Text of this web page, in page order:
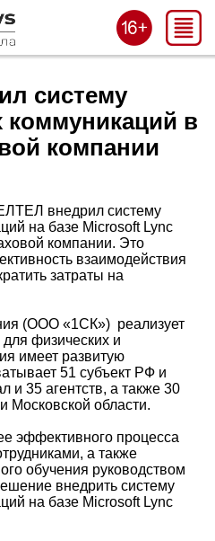
систему
в
компании
внедрил систему
на базе Microsoft Lync
компании. Это
взаимодействия
затраты на
(ООО «1СК») реализует
физических и
имеет развитую
51 субъект РФ и
и 35 агентств, а также 30
Московской области.
эффективного процесса
а также
обучения руководством
внедрить систему
на базе Microsoft Lync